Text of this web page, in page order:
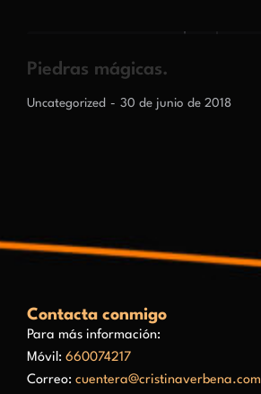
Piedras mágicas.
Uncategorized 30 de junio de 2018
Contacta conmigo
Para más información:
Móvil: 660074217
Correo: cuentera@cristinaverbena.com